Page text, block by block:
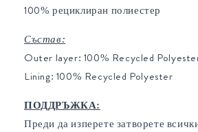
100% рециклиран полиестер
Състав:
Outer layer: 100% Recycled
Lining: 100% Recycled Polyester
ПОДДРЪЖКА:
Преди да изперете затворете